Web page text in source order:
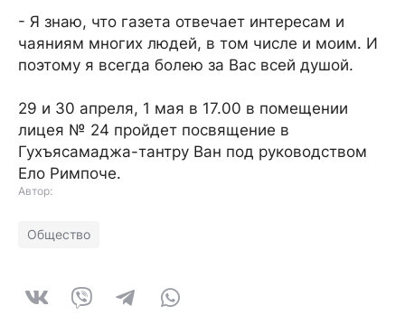
- Я знаю, что газета отвечает интересам и
чаяниям многих людей, в том числе и моим. И
поэтому я всегда болею за Вас всей душой.
29 и 30 апреля, 1 мая в 17.00 в помещении
лицея № 24 пройдет посвящение в
Гухъясамаджа-тантру Ван под руководством
Ело Римпоче.
Автор:
Общество